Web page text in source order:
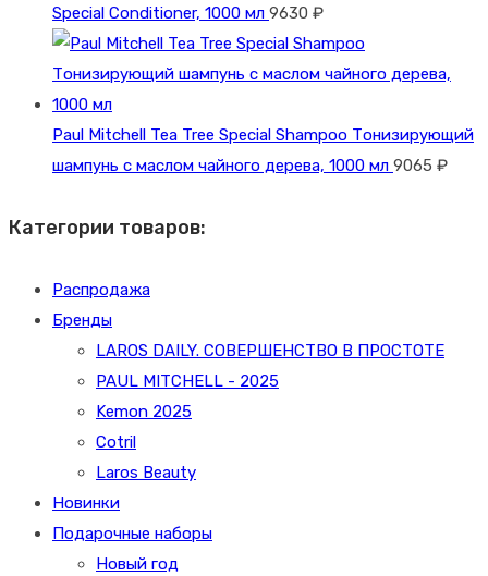
Special Conditioner, 1000 мл 9630 ₽
Paul Mitchell Tea Tree Special Shampoo Тонизирующий
шампунь с маслом чайного дерева, 1000 мл 9065 ₽
Категории товаров:
Распродажа
Бренды
LAROS DAILY. СОВЕРШЕНСТВО В ПРОСТОТЕ
PAUL MITCHELL - 2025
Kemon 2025
Cotril
Laros Beauty
Новинки
Подарочные наборы
Новый год